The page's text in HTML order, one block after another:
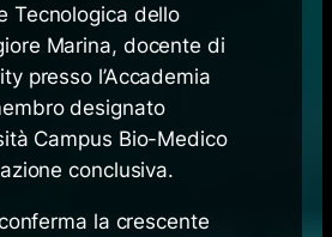
Tecnologica dello
Marina, docente di
presso l’Accademia
designato
Campus Bio-Medico
conclusiva.
la crescente